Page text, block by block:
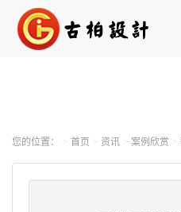
您的位置： 首页 资讯 案例欣赏